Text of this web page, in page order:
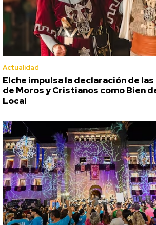
Actualidad
Elche impulsa la declaración de las
de Moros y Cristianos como Bien
Local